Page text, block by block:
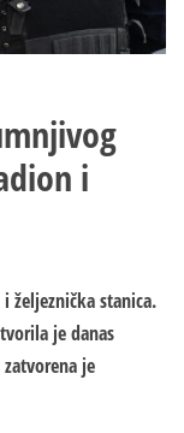
i
željeznička stanica.
je danas
je